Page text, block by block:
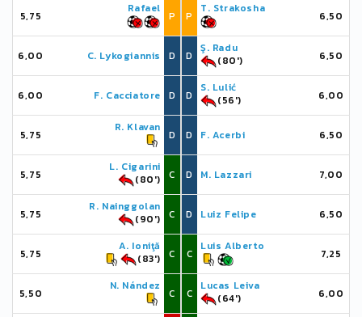
5,75
Rafael
P
6,00 C. Lykogiannis D
6,00 F. Cacciatore D
5,75
R. Klavan
D
5,75
L. Cigarini
(80')
C
5,75
R. Nainggolan
(90')
C
5,75
A. Ioniţă
(83')
C
5,50
N. Nández
C
P
T. Strakosha
6,50
D
Ş. Radu
(80')
6,50
D
S. Lulić
(56')
6,00
D F. Acerbi 6,50
D M. Lazzari 7,00
D Luiz Felipe 6,50
C
Luis Alberto
7,25
C
Lucas Leiva
(64')
6,00